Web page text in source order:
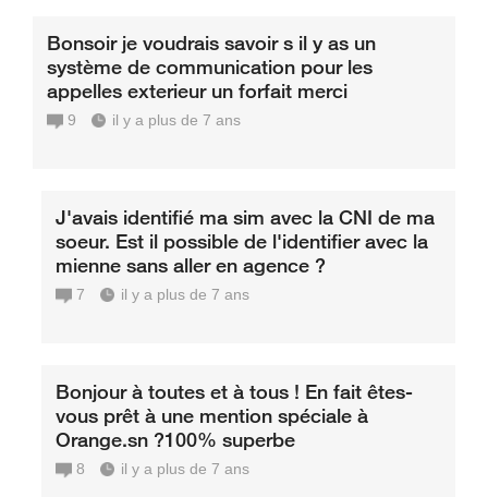
Bonsoir je voudrais savoir s il y as un
système de communication pour les
appelles exterieur un forfait merci
9 il y a plus de 7 ans
J'avais identifié ma sim avec la CNI de ma
soeur. Est il possible de l'identifier avec la
mienne sans aller en agence ?
7 il y a plus de 7 ans
Bonjour à toutes et à tous ! En fait êtes-
vous prêt à une mention spéciale à
Orange.sn ?100% superbe
8 il y a plus de 7 ans